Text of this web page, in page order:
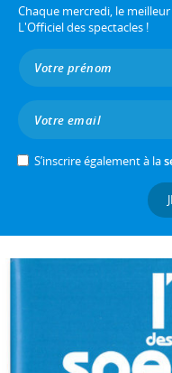
Chaque mercredi, le
L'Officiel des spectacles !
S’inscrire également à la